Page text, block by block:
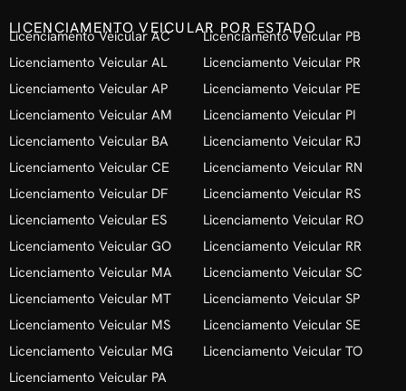
LICENCIAMENTO VEICULAR POR ESTADO
Licenciamento Veicular AC
Licenciamento Veicular AL
Licenciamento Veicular AP
Licenciamento Veicular AM
Licenciamento Veicular BA
Licenciamento Veicular CE
Licenciamento Veicular DF
Licenciamento Veicular ES
Licenciamento Veicular GO
Licenciamento Veicular MA
Licenciamento Veicular MT
Licenciamento Veicular MS
Licenciamento Veicular MG
Licenciamento Veicular PA
Licenciamento Veicular PB
Licenciamento Veicular PR
Licenciamento Veicular PE
Licenciamento Veicular PI
Licenciamento Veicular RJ
Licenciamento Veicular RN
Licenciamento Veicular RS
Licenciamento Veicular RO
Licenciamento Veicular RR
Licenciamento Veicular SC
Licenciamento Veicular SP
Licenciamento Veicular SE
Licenciamento Veicular TO